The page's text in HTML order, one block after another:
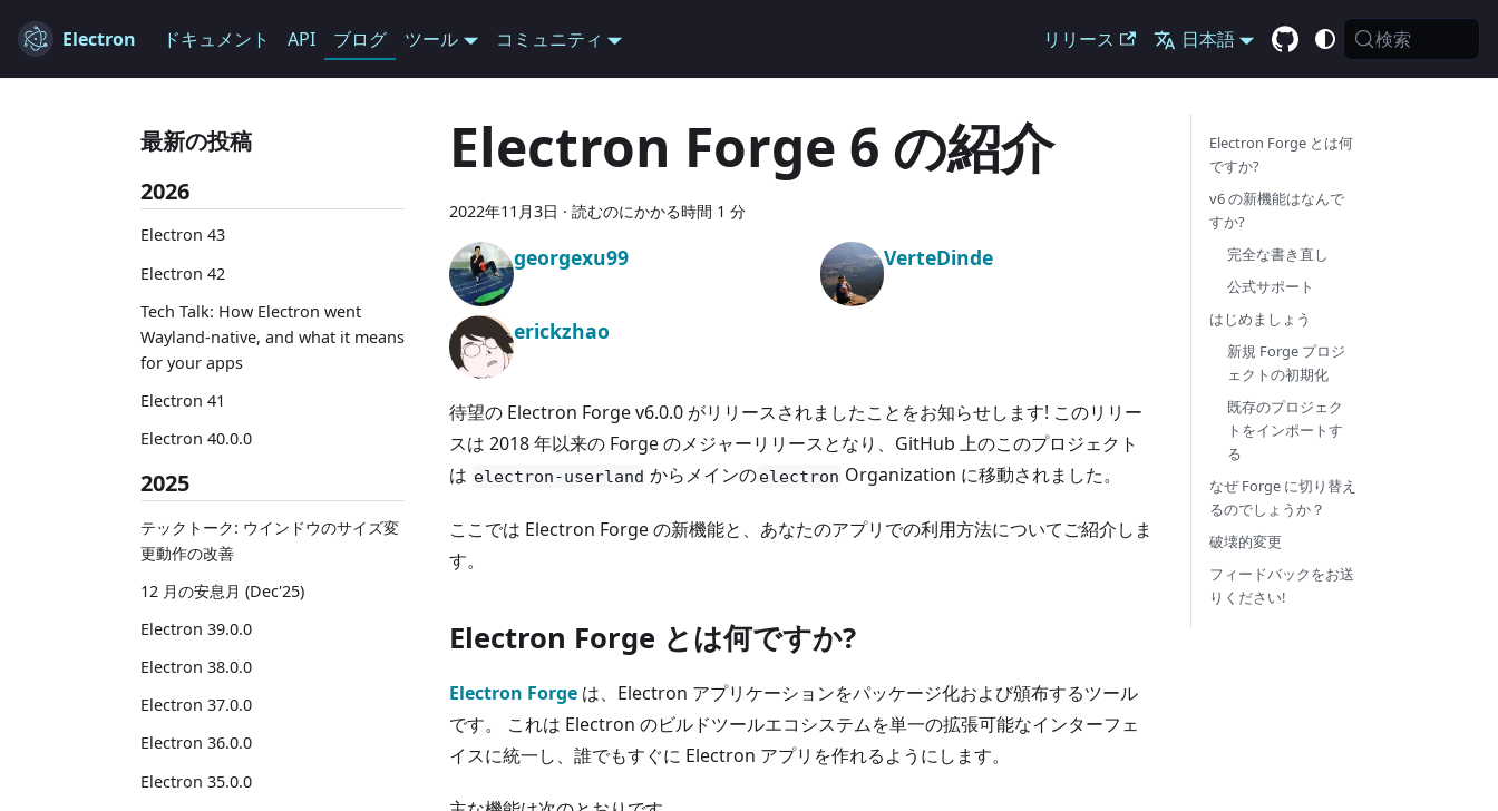
Electron ドキュメント API ブログ ツール コミュニティ リリース 日本語 検索
最新の投稿
2026
Electron 43
Electron 42
Tech Talk: How Electron went
Wayland-native, and what it means
for your apps
Electron 41
Electron 40.0.0
2025
テックトーク: ウインドウのサイズ変
更動作の改善
12 月の安息月 (Dec'25)
Electron 39.0.0
Electron 38.0.0
Electron 37.0.0
Electron 36.0.0
Electron 35.0.0
Electron Forge 6 の紹介
2022年11月3日 · 読むのにかかる時間 1 分
georgexu99 VerteDinde
erickzhao
待望の Electron Forge v6.0.0 がリリースされましたことをお知らせします! このリリー
スは 2018 年以来の Forge のメジャーリリースとなり、GitHub 上のこのプロジェクト
は electron-userland からメインのelectron Organization に移動されました。
ここでは Electron Forge の新機能と、あなたのアプリでの利用方法についてご紹介しま
す。
Electron Forge とは何ですか?
Electron Forge は、Electron アプリケーションをパッケージ化および頒布するツール
です。 これは Electron のビルドツールエコシステムを単一の拡張可能なインターフェ
イスに統一し、誰でもすぐに Electron アプリを作れるようにします。
Electron Forge とは何
ですか?
v6 の新機能はなんで
すか?
完全な書き直し
公式サポート
はじめましょう
新規 Forge プロジ
ェクトの初期化
既存のプロジェク
トをインポートす
る
なぜ Forge に切り替え
るのでしょうか？
破壊的変更
フィードバックをお送
りください!